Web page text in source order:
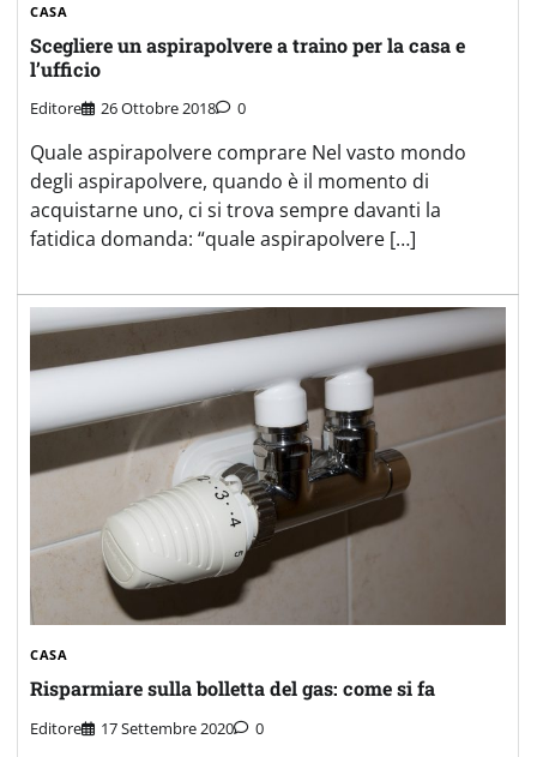
CASA
Scegliere un aspirapolvere a traino per la casa e
l’ufficio
Editore 26 Ottobre 2018 0
Quale aspirapolvere comprare Nel vasto mondo
degli aspirapolvere, quando è il momento di
acquistarne uno, ci si trova sempre davanti la
fatidica domanda: “quale aspirapolvere […]
CASA
Risparmiare sulla bolletta del gas: come si fa
Editore 17 Settembre 2020 0